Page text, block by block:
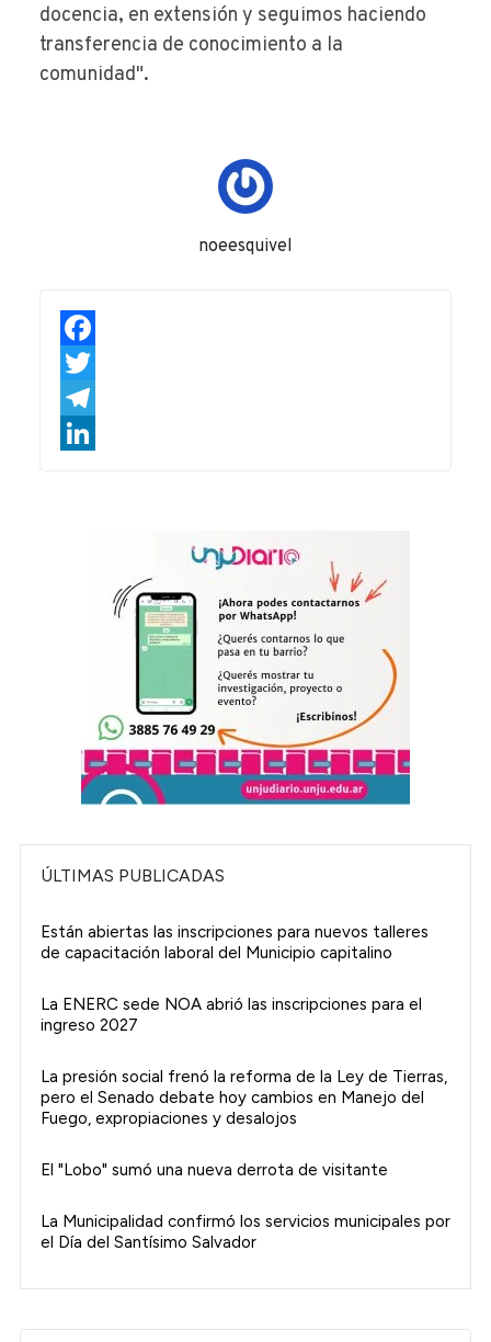
noeesquivel
Facebook
Twitter
Telegram
docencia, en extensión y seguimos haciendo
transferencia de conocimiento a la
comunidad".
ÚLTIMAS PUBLICADAS
Están abiertas las inscripciones para nuevos talleres
de capacitación laboral del Municipio capitalino
La ENERC sede NOA abrió las inscripciones para el
ingreso 2027
La presión social frenó la reforma de la Ley de Tierras,
pero el Senado debate hoy cambios en Manejo del
Fuego, expropiaciones y desalojos
El "Lobo" sumó una nueva derrota de visitante
La Municipalidad confirmó los servicios municipales por
el Día del Santísimo Salvador